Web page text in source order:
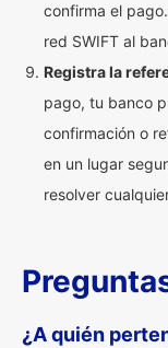
confirma el
red SWIFT al
Registra la
pago, tu banco
confirmación o
en un lugar
resolver
¿A quién